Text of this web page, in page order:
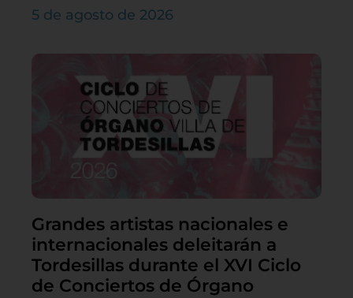
5 de agosto de 2026
Grandes artistas nacionales e
internacionales deleitarán a
Tordesillas durante el XVI Ciclo
de Conciertos de Órgano